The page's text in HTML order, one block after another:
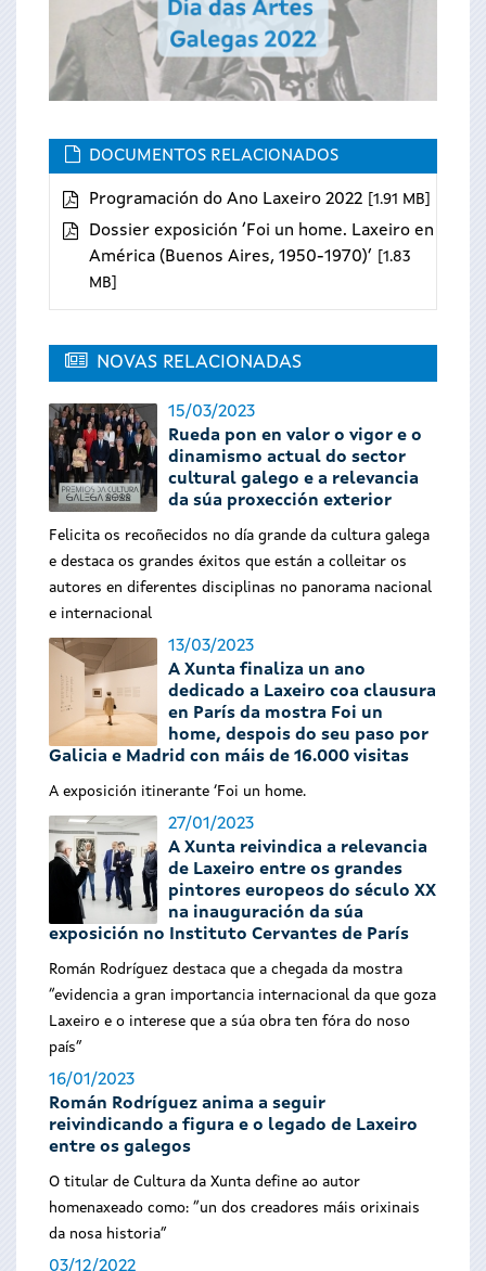
DOCUMENTOS RELACIONADOS
Programación do Ano Laxeiro 2022 1.91 MB
Dossier exposición ‘Foi un home. Laxeiro en
América (Buenos Aires, 1950-1970)’
1.83
MB
NOVAS RELACIONADAS
15/03/2023
Rueda pon en valor o vigor e o
dinamismo actual do sector
cultural galego e a relevancia
da súa proxección exterior
Felicita os recoñecidos no día grande da cultura galega
e destaca os grandes éxitos que están a colleitar os
autores en diferentes disciplinas no panorama nacional
e internacional
13/03/2023
A Xunta finaliza un ano
dedicado a Laxeiro coa clausura
en París da mostra Foi un
home, despois do seu paso por
Galicia e Madrid con máis de 16.000 visitas
A exposición itinerante ‘Foi un home.
27/01/2023
A Xunta reivindica a relevancia
de Laxeiro entre os grandes
pintores europeos do século XX
na inauguración da súa
exposición no Instituto Cervantes de París
Román Rodríguez destaca que a chegada da mostra
“evidencia a gran importancia internacional da que goza
Laxeiro e o interese que a súa obra ten fóra do noso
país”
16/01/2023
Román Rodríguez anima a seguir
reivindicando a figura e o legado de Laxeiro
entre os galegos
O titular de Cultura da Xunta define ao autor
homenaxeado como: “un dos creadores máis orixinais
da nosa historia”
03/12/2022